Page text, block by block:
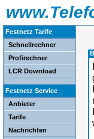
Festnetz Tarife
Schnellrechner
Profirechner
LCR Download
Festnetz Service
Anbieter
Tarife
Nachrichten